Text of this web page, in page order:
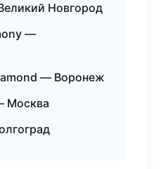
Новгород
—
— Воронеж
Москва